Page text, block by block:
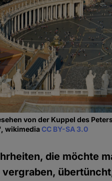
von der Kuppel des
wikimediaCC BY-SA 3.0
die möchte